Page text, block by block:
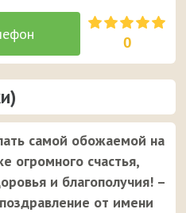
0
самой обожаемой на
огромного счастья,
и благополучия! –
от имени